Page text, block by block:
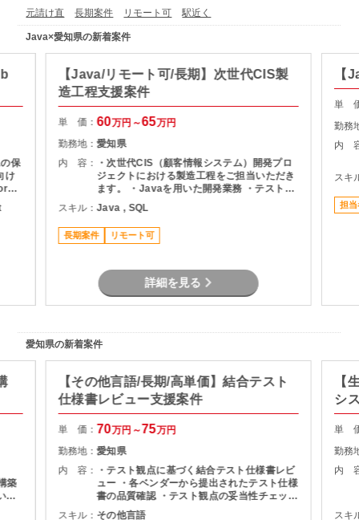
元請け直 長期案件 リモート可 駅近く
Java×愛知県の新着案件
保
を
【Java/リモート可/長期】次世代CIS製
造工程支援案件
単 価：60万円～65万円
勤務地：愛知県
内 容：
・次世代CIS（顧客情報システム）開発プロ
ジェクトにおける製造工程をご担当いただき
ます。 ・Javaを用いた開発業務 ・テスト実
施（Junit） ・Oracle環境での開発 ・結合工
程を中心とした開発支援
スキル：Java , SQL
長期案件 リモート可
詳細を見る
【
単
勤務
内
スキ
担当
愛知県の新着案件
築
た
【その他言語/長期/高単価】結合テスト
仕様書レビュー支援案件
単 価： 70万円～75万円
勤務地：愛知県
内 容：
・テスト観点に基づく結合テスト仕様書レビ
ュー ・各ベンダーから提出されたテスト仕様
書の品質確認 ・テスト観点の妥当性チェック
・指摘事項の整理およびレビュー結果のフィ
スキル： その他言語
【
シ
単
勤務
内
スキ